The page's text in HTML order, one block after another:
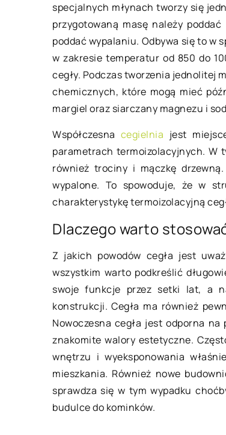
specjalnych młynach tworzy się
przygotowaną masę należy
poddać wypalaniu. Odbywa się to w
w zakresie temperatur od 850 do
cegły. Podczas tworzenia jednolitej
chemicznych, które mogą mieć
margiel oraz siarczany magnezu i
Współczesna cegielnia jest
parametrach termoizolacyjnych. W
również trociny i mączkę
wypalone. To spowoduje, że w
charakterystykę termoizolacyjną
Dlaczego warto
Z jakich powodów cegła jest
wszystkim warto podkreślić
swoje funkcje przez setki lat, a
konstrukcji. Cegła ma również
Nowoczesna cegła jest odporna
znakomite walory estetyczne.
wnętrzu i wyeksponowania
mieszkania. Również nowe
sprawdza się w tym wypadku
budulce do kominków.
się kierować kupując pralkę?
z najczęściej używanych
RTV w domu. Kupując
należy zastanowić się nad
11 września
które
coraz
Dzięki nim
smogu i i